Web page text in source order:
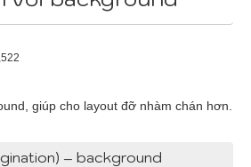
giúp cho layout đỡ nhàm chán hơn.
– background